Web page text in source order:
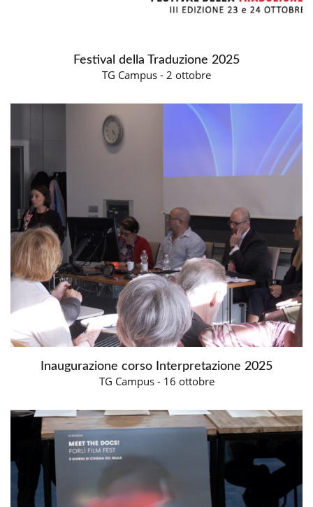
Festival della Traduzione 2025
TG Campus - 2 ottobre
Inaugurazione corso Interpretazione 2025
TG Campus - 16 ottobre